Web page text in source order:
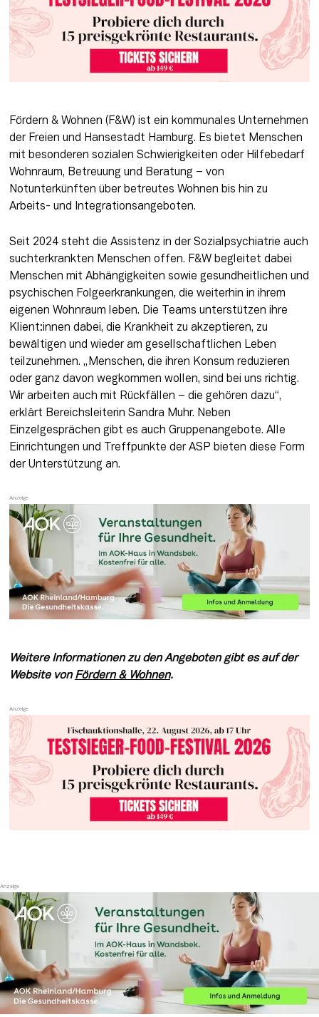
Fördern & Wohnen (F&W) ist ein kommunales Unternehmen
der Freien und Hansestadt Hamburg. Es bietet Menschen
mit besonderen sozialen Schwierigkeiten oder Hilfebedarf
Wohnraum, Betreuung und Beratung – von
Notunterkünften über betreutes Wohnen bis hin zu
Arbeits- und Integrationsangeboten.
Seit 2024 steht die Assistenz in der Sozialpsychiatrie auch
suchterkrankten Menschen offen. F&W begleitet dabei
Menschen mit Abhängigkeiten sowie gesundheitlichen und
psychischen Folgeerkrankungen, die weiterhin in ihrem
eigenen Wohnraum leben. Die Teams unterstützen ihre
Klient:innen dabei, die Krankheit zu akzeptieren, zu
bewältigen und wieder am gesellschaftlichen Leben
teilzunehmen. „Menschen, die ihren Konsum reduzieren
oder ganz davon wegkommen wollen, sind bei uns richtig.
Wir arbeiten auch mit Rückfällen – die gehören dazu“,
erklärt Bereichsleiterin Sandra Muhr. Neben
Einzelgesprächen gibt es auch Gruppenangebote. Alle
Einrichtungen und Treffpunkte der ASP bieten diese Form
der Unterstützung an.
Weitere Informationen zu den Angeboten gibt es auf der
Website von Fördern & Wohnen.